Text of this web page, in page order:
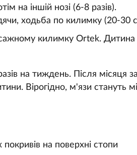
на іншій нозі (6-8 разів).
ходьба по килимку (20-30
килимку Ortek. Дитина
на тиждень. Після місяця
Вірогідно, м'язи стануть
на поверхні стопи